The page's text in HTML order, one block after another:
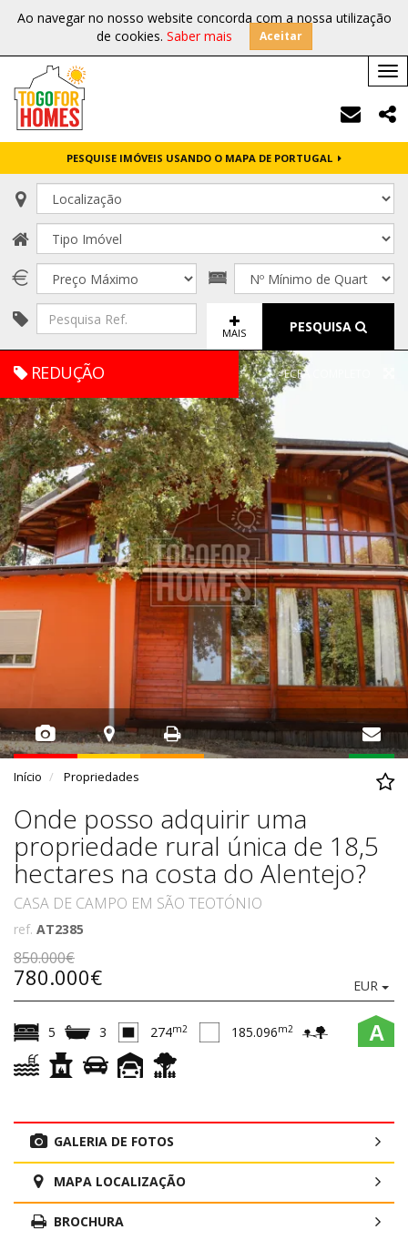
Ao navegar no nosso website concorda com a nossa utilização
de cookies. Saber mais Aceitar
PESQUISE IMÓVEIS USANDO O MAPA DE PORTUGAL
MAIS PESQUISA
REDUÇÃO ECRÃ COMPLETO
Início Propriedades
Onde posso adquirir uma
propriedade rural única de 18,5
hectares na costa do Alentejo?
CASA DE CAMPO EM SÃO TEOTÓNIO
ref. AT2385
850.000€
780.000€ EUR
A
5 3 274m2 185.096m2
GALERIA DE FOTOS
MAPA LOCALIZAÇÃO
BROCHURA